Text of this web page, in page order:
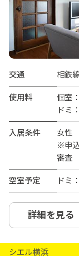
交通
相鉄
使用料
個室
ドミ
入居条件
女性
※申
審査
空室予定
ドミ
詳細を見る
シエル横浜